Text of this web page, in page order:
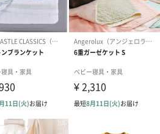
日】（スモーキーピン